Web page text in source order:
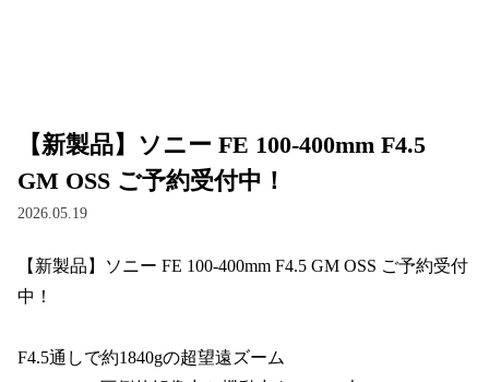
【新製品】ソニー FE 100-400mm F4.5
GM OSS ご予約受付中！
2026.05.19
【新製品】ソニー FE 100-400mm F4.5 GM OSS ご予約受付
中！
F4.5通しで約1840gの超望遠ズーム